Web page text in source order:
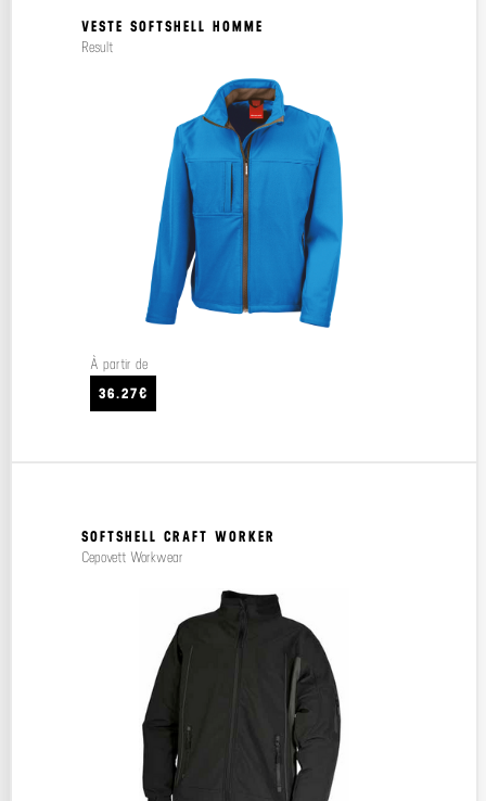
VESTE SOFTSHELL HOMME
Result
À partir de
36.27€
SOFTSHELL CRAFT WORKER
Cepovett Workwear